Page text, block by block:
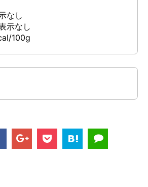
なし
示なし
100g